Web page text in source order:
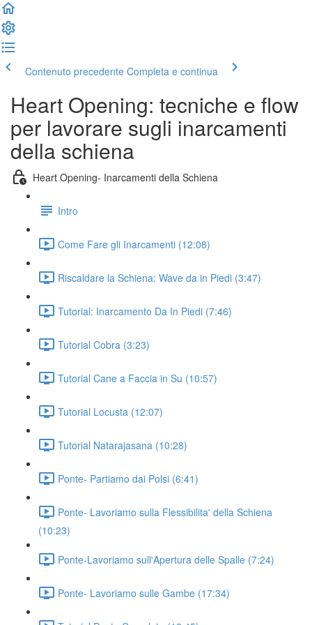
Contenuto precedente Completa e continua
Heart Opening: tecniche e flow
per lavorare sugli inarcamenti
della schiena
Heart Opening- Inarcamenti della Schiena
Intro
Come Fare gli Inarcamenti (12:08)
Riscaldare la Schiena: Wave da in Piedi (3:47)
Tutorial: Inarcamento Da In Piedi (7:46)
Tutorial Cobra (3:23)
Tutorial Cane a Faccia in Su (10:57)
Tutorial Locusta (12:07)
Tutorial Natarajasana (10:28)
Ponte- Partiamo dai Polsi (6:41)
Ponte- Lavoriamo sulla Flessibilita' della Schiena
(10:23)
Ponte-Lavoriamo sull'Apertura delle Spalle (7:24)
Ponte- Lavoriamo sulle Gambe (17:34)